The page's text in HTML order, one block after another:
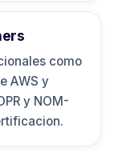
como
AWS y
y NOM-